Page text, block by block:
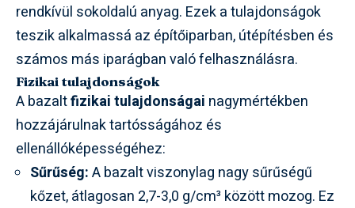
rendkívül sokoldalú anyag. Ezek a tulajdonságok
teszik alkalmassá az építőiparban, útépítésben és
számos más iparágban való felhasználásra.
Fizikai tulajdonságok
A bazaltfizikai tulajdonságai nagymértékben
hozzájárulnak tartósságához és
ellenállóképességéhez:
Sűrűség:A bazalt viszonylag nagy sűrűségű
kőzet, átlagosan 2,7-3,0 g/cm³ között mozog. Ez